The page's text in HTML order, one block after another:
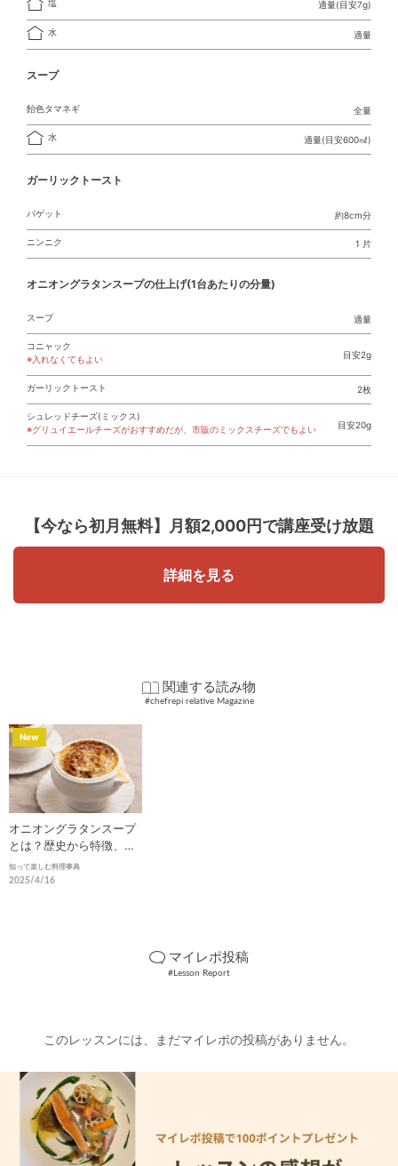
塩 適量(目安7g)
水 適量
スープ
飴色タマネギ 全量
水 適量(目安600㎖)
ガーリックトースト
バゲット 約8cm分
ニンニク 1 片
オニオングラタンスープの仕上げ(1台あたりの分量)
スープ 適量
コニャック
※入れなくてもよい
目安2g
ガーリックトースト 2枚
シュレッドチーズ(ミックス)
※グリュイエールチーズがおすすめだが、市販のミックスチーズでもよい
目安20g
【今なら初月無料】 月額2,000円で講座受け放題
詳細を見る
関連する読み物
#chefrepi relative Magazine
オニオングラタンスープ
とは？歴史から特徴、美
味しさの秘密まで徹底解
説
知って楽しむ料理事典
2025/4/16
New
マイレポ投稿
#Lesson Report
このレッスンには、まだマイレポの投稿がありません。